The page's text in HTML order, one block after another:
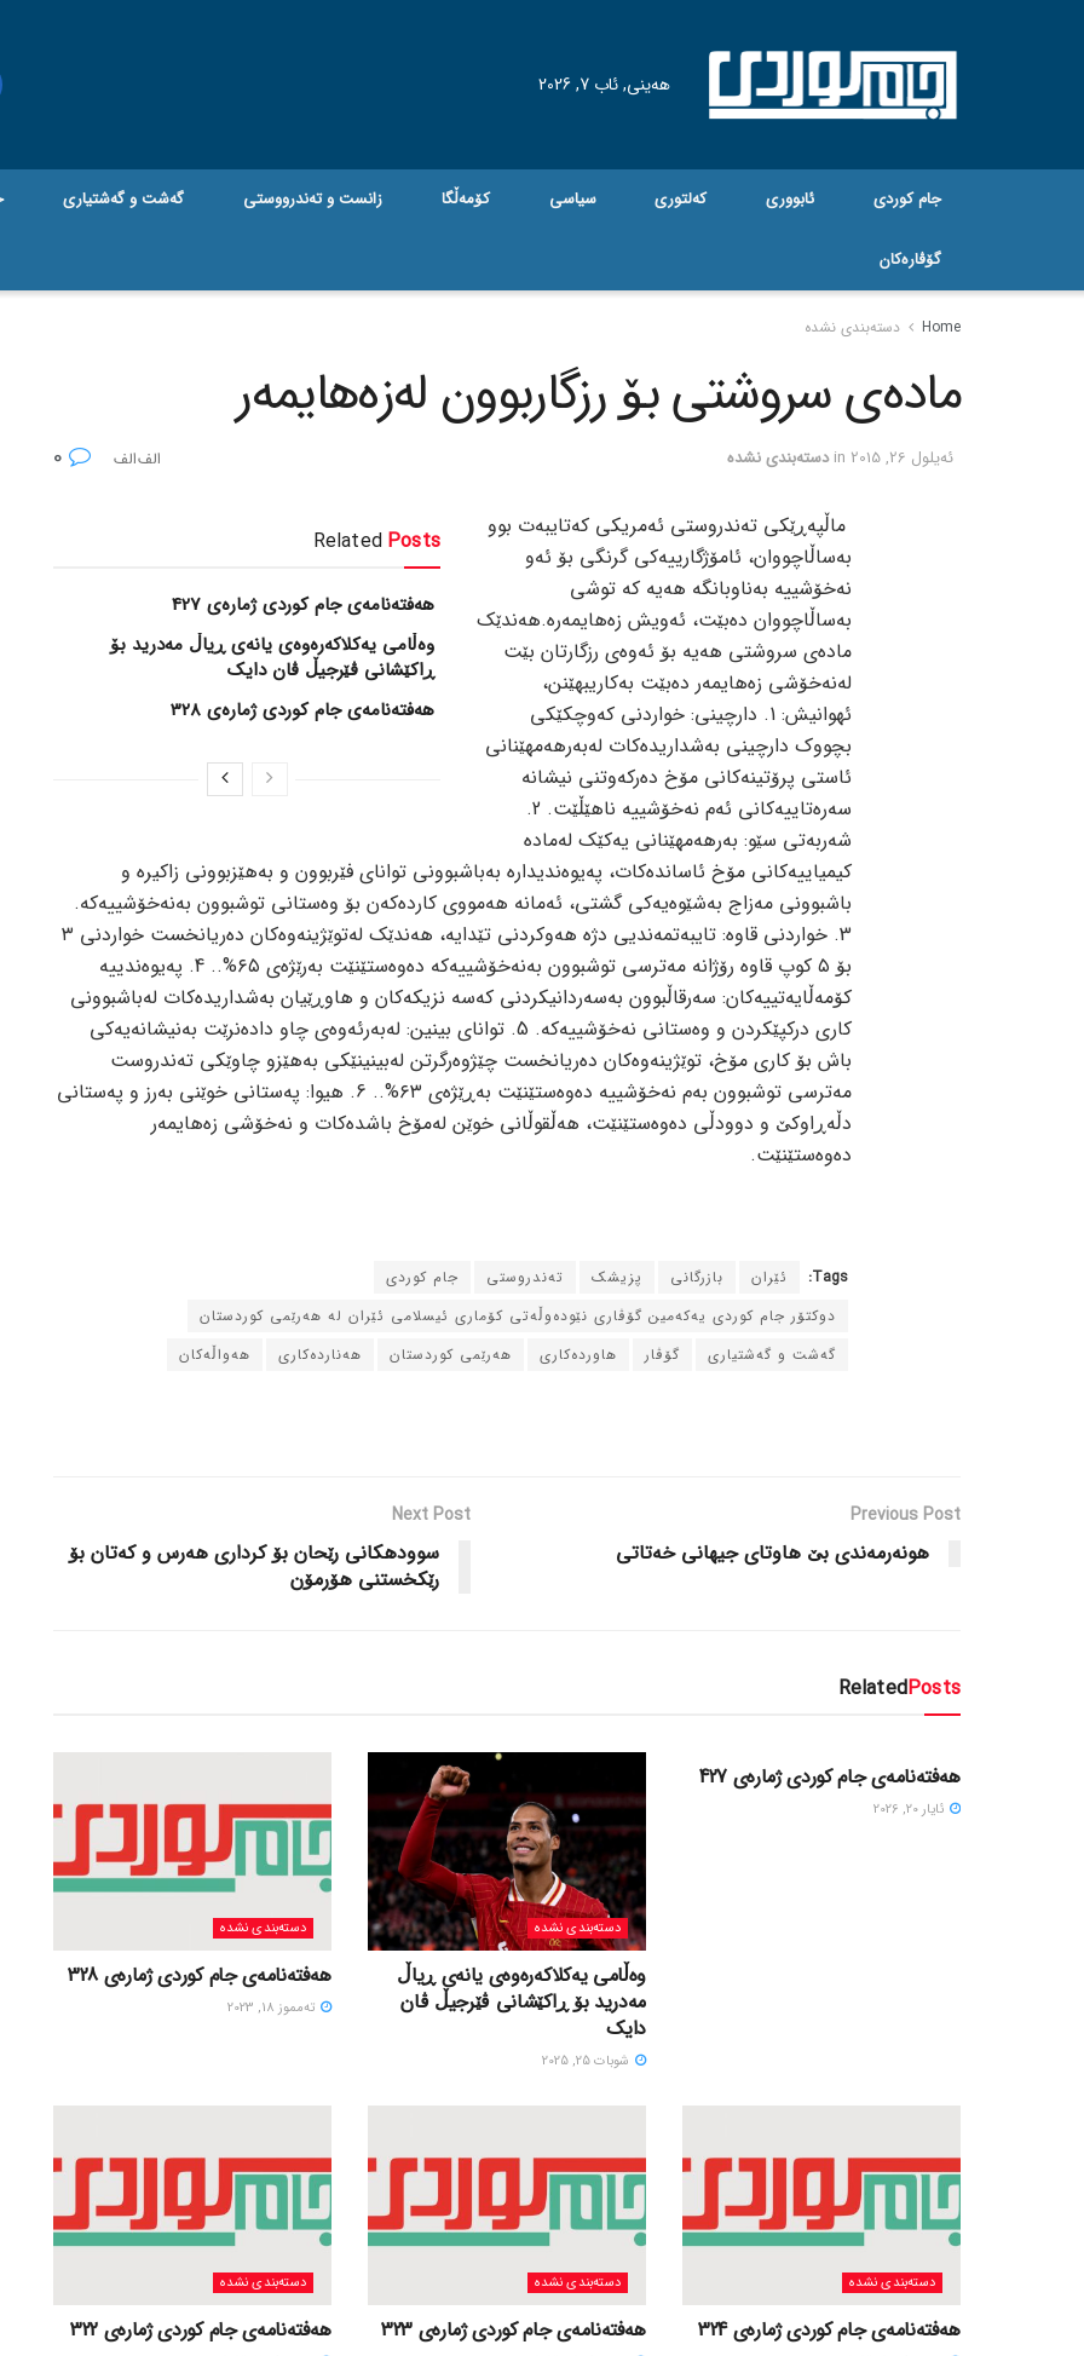
هه‌ینی, ئاب 7, 2026
جام کوردی ئابووری کەلتوری سیاسی کۆمەڵگا زانست و تەندرووستی گه‌شت و گه‌شتیاری
گۆڤاره‌کان
Home دسته‌بندی نشده
مادەی سروشتی بۆ رزگاربوون لەزەهایمەر
ئه‌یلول 26, 2015 in دسته‌بندی نشده
Related Posts
هەفتەنامەی جام کوردی ژمارەی 427
وەڵامی یەکلاکەرەوەی یانەی ڕیاڵ مەدرید بۆ
ڕاکێشانی ڤێرجیڵ ڤان دایک
هەفتەنامەی جام کوردی ژمارەی 328
ماڵپەڕێکی تەندروستی ئەمریکی کەتایبەت بوو
بەساڵاچووان، ئامۆژگارییەکی گرنگی بۆ ئەو
نەخۆشییە بەناوبانگە هەیە کە توشی
بەساڵاچووان دەبێت، ئەویش زەهایمەرە.هەندێك
مادەی سروشتی هەیە بۆ ئەوەی رزگارتان بێت
لەنەخۆشی زەهایمەر دەبێت بەکاریبهێنن،
ئهوانیش: 1. دارچینی: خواردنی کەوچکێکی
بچووك دارچینی بەشداریدەکات لەبەرهەمهێنانی
ئاستی پرۆتینەکانی مۆخ دەرکەوتنی نیشانە
سەرەتاییەکانی ئەم نەخۆشییە ناهێڵێت. 2.
شەربەتی سێو: بەرهەمهێنانی یەکێك لەمادە
کیمیاییەکانی مۆخ ئاساندەکات، پەیوەندیدارە بەباشبوونی توانای فێربوون و بەهێزبوونی زاکیرە و
باشبوونی مەزاج بەشێوەیەکی گشتی، ئەمانە هەمووی کاردەکەن بۆ وەستانی توشبوون بەنەخۆشییەکە.
3. خواردنی قاوە: تایبەتمەندیی دژە هەوکردنی تێدایە، هەندێك لەتوێژینەوەکان دەریانخست خواردنی ٣
بۆ ٥ کوپ قاوە رۆژانە مەترسی توشبوون بەنەخۆشییەکە دەوەستێنێت بەرێژەی ٦٥%.. 4. پەیوەندییە
کۆمەڵایەتییەکان: سەرقاڵبوون بەسەردانیکردنی کەسە نزیکەکان و هاوڕێیان بەشداریدەکات لەباشبوونی
کاری درکپێکردن و وەستانی نەخۆشییەکە. 5. توانای بینین: لەبەرئەوەی چاو دادەنرێت بەنیشانەیەکی
باش بۆ کاری مۆخ، توێژینەوەکان دەریانخست چێژوەرگرتن لەبینینێکی بەهێزو چاوێکی تەندروست
مەترسی توشبوون بەم نەخۆشییە دەوەستێنێت بەڕێژەی ٦٣%.. 6. هیوا: پەستانی خوێنی بەرز و پەستانی
دڵەڕاوکێ و دوودڵی دەوەستێنێت، هەڵقوڵانی خوێن لەمۆخ باشدەکات و نەخۆشی زەهایمەر
دەوەستێنێت.
Tags: ئێران بازرگانی پزیشک ته‌ندروستی
جام کوردی
دوکتۆر جام کوردی یه‌که‌مین گۆڤاری نێوده‌وڵه‌تی کۆماری ئیسلامی ئێران له‌ هه‌رێمی کوردستان
گه‌شت و گه‌شتیاری
گۆڤار هاورده‌کاری هه‌رێمی کوردستان هه‌نارده‌کاری هه‌واڵه‌کان
Previous Post
هونه‌رمه‌ندی بێ هاوتای جیهانی خه‌تاتی
Next Post
سوودهکانی رێحان بۆ کرداری هەرس و کەتان بۆ
رێکخستنی هۆرمۆن
RelatedPosts
هەفتەنامەی جام کوردی ژمارەی 427
ئایار 20, 2026
دسته‌بندی نشده
وەڵامی یەکلاکەرەوەی یانەی ڕیاڵ
مەدرید بۆ ڕاکێشانی ڤێرجیڵ ڤان
دایک
شوبات 25, 2025
دسته‌بندی نشده
هەفتەنامەی جام کوردی ژمارەی 328
ته‌مموز 18, 2023
دسته‌بندی نشده
هەفتەنامەی جام کوردی ژمارەی 324
دسته‌بندی نشده
هەفتەنامەی جام کوردی ژمارەی 323
دسته‌بندی نشده
هەفتەنامەی جام کوردی ژمارەی 322